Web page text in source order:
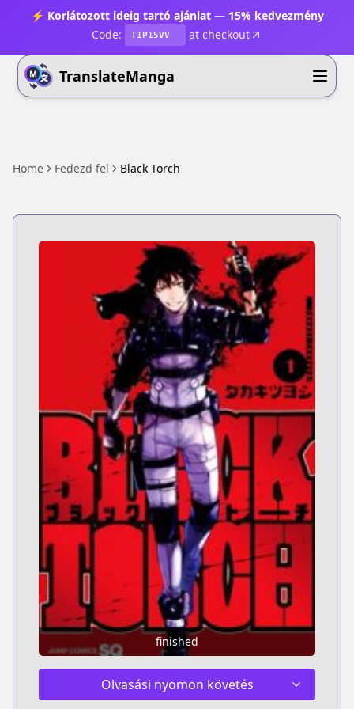
⚡ Korlátozott ideig tartó ajánlat — 15% kedvezmény
Code:
T1P15VV at checkout
TranslateManga
Home Fedezd fel Black Torch
finished
Olvasási nyomon követés